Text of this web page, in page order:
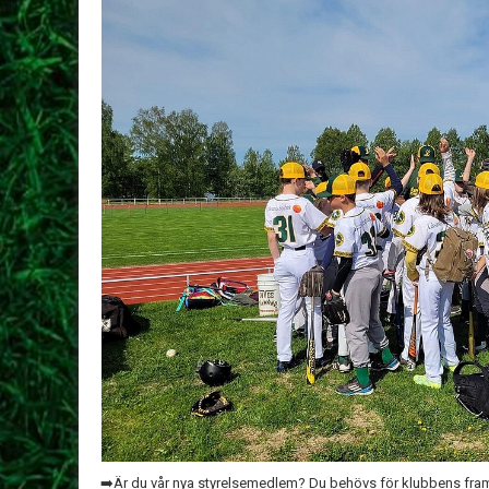
➡️Är du vår nya styrelsemedlem? Du behövs för klubbens